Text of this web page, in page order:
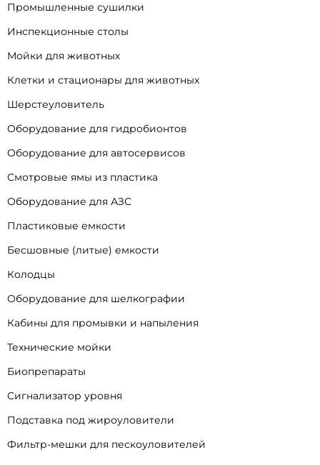
Промышленные сушилки
Инспекционные столы
Мойки для животных
Клетки и стационары для животных
Шерстеуловитель
Оборудование для гидробионтов
Оборудование для автосервисов
Смотровые ямы из пластика
Оборудование для АЗС
Пластиковые емкости
Бесшовные (литые) емкости
Колодцы
Оборудование для шелкографии
Кабины для промывки и напыления
Технические мойки
Биопрепараты
Сигнализатор уровня
Подставка под жироуловители
Фильтр-мешки для пескоуловителей